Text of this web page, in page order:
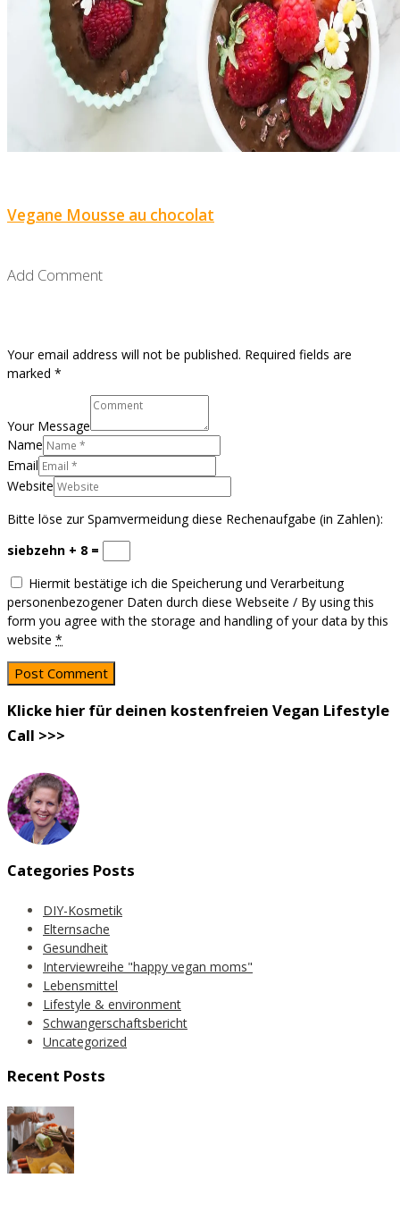
Vegane Mousse au chocolat
Add Comment
Your email address will not be published. Required fields are
marked *
Your Message
Name
Email
Website
Bitte löse zur Spamvermeidung diese Rechenaufgabe (in Zahlen):
siebzehn + 8 =
Hiermit bestätige ich die Speicherung und Verarbeitung
personenbezogener Daten durch diese Webseite / By using this
form you agree with the storage and handling of your data by this
website *
Klicke hier für deinen kostenfreien Vegan Lifestyle
Call >>>
Categories Posts
DIY-Kosmetik
Elternsache
Gesundheit
Interviewreihe "happy vegan moms"
Lebensmittel
Lifestyle & environment
Schwangerschaftsbericht
Uncategorized
Recent Posts